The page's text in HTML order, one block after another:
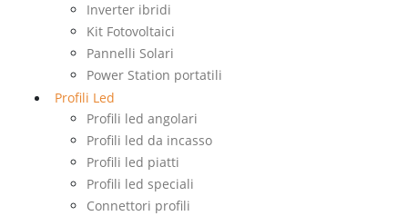
Inverter ibridi
Kit Fotovoltaici
Pannelli Solari
Power Station portatili
Profili Led
Profili led angolari
Profili led da incasso
Profili led piatti
Profili led speciali
Connettori profili